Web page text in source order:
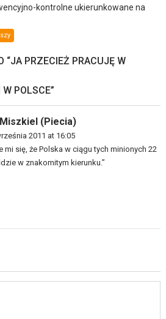
kontrolne ukierunkowane na
“JA PRZECIEŻ PRACUJĘ W
POLSCE”
(Piecia)
2011 at 16:05
mi się, że Polska w ciągu tych minionych 22
w znakomitym kierunku.”